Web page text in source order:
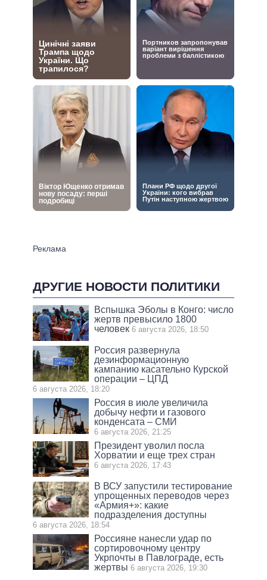
ДРУГИЕ НОВОСТИ ПОЛИТИКИ
Вспышка Эболы в Конго: число
жертв превысило 1800
человек 6 августа 2026, 18:50
Россия развернула
дезинформационную
кампанию касательно Курской
операции – ЦПД
6 августа 2026, 18:20
Россия в июле увеличила
добычу нефти и газового
конденсата – СМИ
6 августа 2026, 21:25
Президент уволил посла
Хорватии и еще трех стран
6 августа 2026, 17:43
В ВСУ запустили тестирование
упрощенных переводов через
«Армия+»: какие
подразделения доступны
6 августа 2026, 18:54
Россияне нанесли удар по
сортировочному центру
Укрпочты в Павлограде, есть
жертвы 6 августа 2026, 19:30